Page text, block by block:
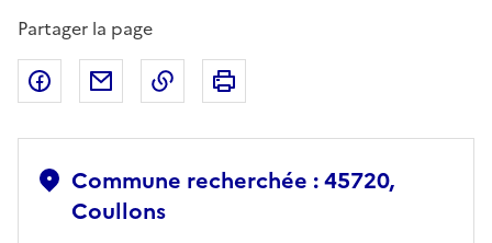
Partager la page
Partager sur Facebook
Partager par emailCopier dans le presse-papier
Commune recherchée : 45720,
Coullons